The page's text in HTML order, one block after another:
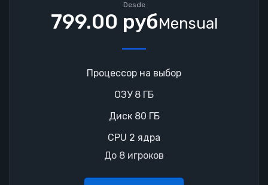
Desde
799.00 рубMensual
Процессор на выбор
ОЗУ 8 ГБ
Диск 80 ГБ
CPU 2 ядра
До 8 игроков